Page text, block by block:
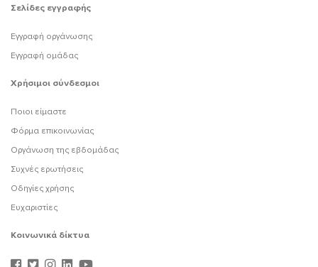
Σελίδες εγγραφής
Εγγραφή οργάνωσης
Εγγραφή ομάδας
Χρήσιμοι σύνδεσμοι
Ποιοι είμαστε
Φόρμα επικοινωνίας
Οργάνωση της εβδομάδας
Συχνές ερωτήσεις
Οδηγίες χρήσης
Ευχαριστίες
Κοινωνικά δίκτυα